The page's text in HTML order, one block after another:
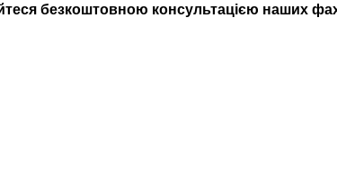
безкоштовною консультацією наших